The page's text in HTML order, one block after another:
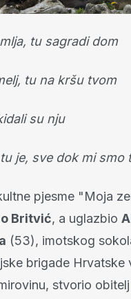
tu sagradi dom
tu na kršu tvom
su nju
je, sve dok mi smo
pjesme "Moja
Britvić, a uglazbio
(53), imotskog
brigade
stvorio